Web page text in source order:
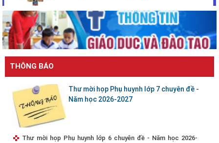
THÔNG BÁO
Thư mời họp Phụ huynh lớp 7 chuyên đề -
Năm học 2026-2027
Thư mời họp Phụ huynh lớp 6 chuyên đề - Năm học 2026-